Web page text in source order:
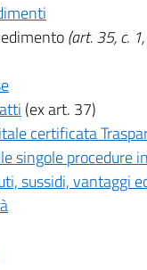
(art. 35, c.
(ex art. 37)
certificata
singole procedure
sussidi, vantaggi